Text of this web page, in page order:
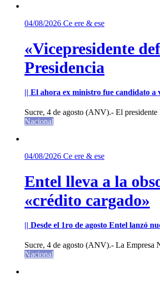
04/08/2026 Ce ere & ese
«Vicepresidente
Presidencia
|| El ahora ex ministro fue candidato a
Sucre, 4 de agosto (ANV).- El presidente
Nacional
04/08/2026 Ce ere & ese
Entel lleva a la
«crédito cargado»
|| Desde el 1ro de agosto Entel lanzó
Sucre, 4 de agosto (ANV).- La Empresa
Nacional